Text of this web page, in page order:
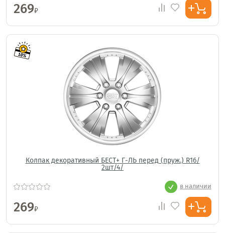
269₽
Колпак декоративный БЕСТ+ Г-ЛЬ перед (пруж.) R16/
2шт/4/
в наличии
269₽